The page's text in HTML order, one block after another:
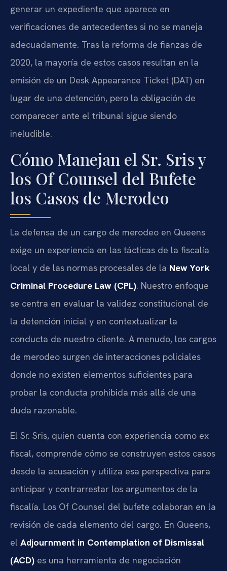
generar un expediente que aparece en
verificaciones de antecedentes si no se maneja
adecuadamente. Tras la reforma de fianzas de
2020, la mayoría de estos casos resultan en la
emisión de un Desk Appearance Ticket (DAT) en
lugar de una detención, pero la obligación de
comparecer ante el tribunal sigue siendo
ineludible.
Cómo Manejan el Sr. Sris y
los Of Counsel del Bufete
los Casos de Merodeo
La defensa de un cargo de merodeo en Queens
exige un experiencia en las tácticas de la fiscalía
local y de las normas procesales de la New York
Criminal Procedure Law (CPL). Nuestro enfoque
se centra en evaluar la validez constitucional de
la detención inicial y en contextualizar la
conducta de nuestro cliente. A menudo, los cargos
de merodeo surgen de interacciones policiales
donde no existen elementos suficientes para
probar la conducta prohibida más allá de una
duda razonable.
El Sr. Sris, quien cuenta con experiencia como ex
fiscal, comprende cómo se construyen estos casos
desde la acusación y utiliza esa perspectiva para
anticipar y contrarrestar los argumentos de la
fiscalía. Los Of Counsel del bufete colaboran en la
revisión de cada elemento del cargo. En Queens,
el Adjournment in Contemplation of Dismissal
(ACD) es una herramienta de negociación